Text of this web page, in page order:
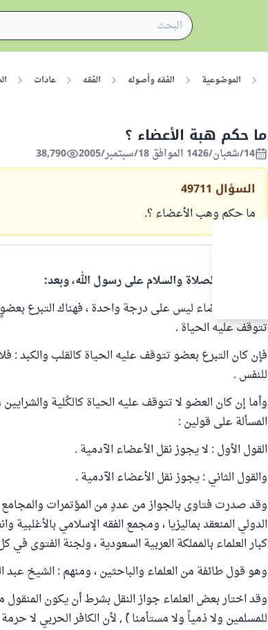
الموضوعية الفقه وأصوله الفقه عادات
ما حكم هبة الأعضاء ؟
14/شعبان/1426 الموافق 18/سبتمبر/2005 38,790
السؤال 49711
ما حكم وهب الأعضاء ؟.
الحمد لله والصلاة والسلام على رسول الله، وبعد:
التبرع بالأعضاء ليس على درجة واحدة ، فهناك التبرع
تتوقف عليه الحياة .
فإن كان التبرع بعضو تتوقف عليه الحياة كالقلب والكبد :
للنفس .
وأما إن كان العضو لا تتوقف عليه الحياة كالكُلية
المسألة على قولين :
القول الأول : لا يجوز نقل الأعضاء الآدمية .
والقول الثاني : يجوز نقل الأعضاء الآدمية .
وقد صدرت فتاوى بالجواز من عددٍ من المؤتمرات والمجامع
كبار العلماء بالمملكة العربية السعودية ، ولجنة الفتوى
وهو قول طائفة من العلماء والباحثين ، ومنهم : الشيخ
وقد اختار بعض العلماء جواز النقل بشرط أن يكون المنقول
للمسلمين ولا ذمياً ولا مستأمنا )ً , لأن الكافر الحربي لا